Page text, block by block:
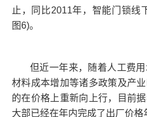
止，同比2011年，智能门锁线
图6)。
但近一年来，随着人工费用
材料成本增加等诸多政策及产
的在价格上重新向上行，目前
大部已经在年内完成了出厂价格